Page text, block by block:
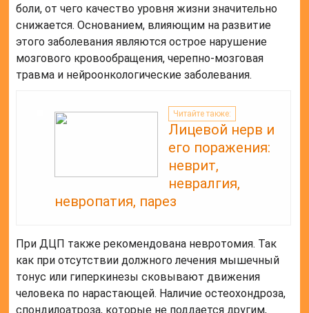
боли, от чего качество уровня жизни значительно
снижается. Основанием, влияющим на развитие
этого заболевания являются острое нарушение
мозгового кровообращения, черепно-мозговая
травма и нейроонкологические заболевания.
Читайте также:
Лицевой нерв и
его поражения:
неврит,
невралгия,
невропатия, парез
При ДЦП также рекомендована невротомия. Так
как при отсутствии должного лечения мышечный
тонус или гиперкинезы сковывают движения
человека по нарастающей. Наличие остеохондроза,
спондилоатроза, которые не поддается другим,